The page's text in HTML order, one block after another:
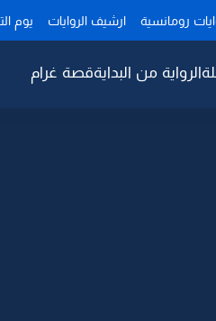
رومانسية ارشيف الروايات يوم
الرواية من البدايةقصة غرام